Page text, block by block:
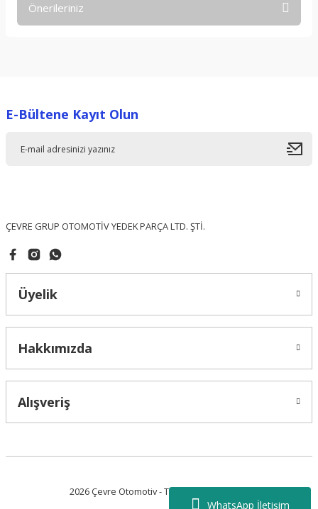
WhatsApp İletişim
Önerileriniz
Ürün resmi kalitesiz, bozuk veya görüntülenemiyor.
E-Bültene Kayıt Olun
ÇEVRE GRUP OTOMOTİV YEDEK PARÇA LTD. ŞTİ.
Üyelik
Hakkımızda
Alışveriş
2026 Çevre Otomotiv - Tüm Hakları Saklıdır.